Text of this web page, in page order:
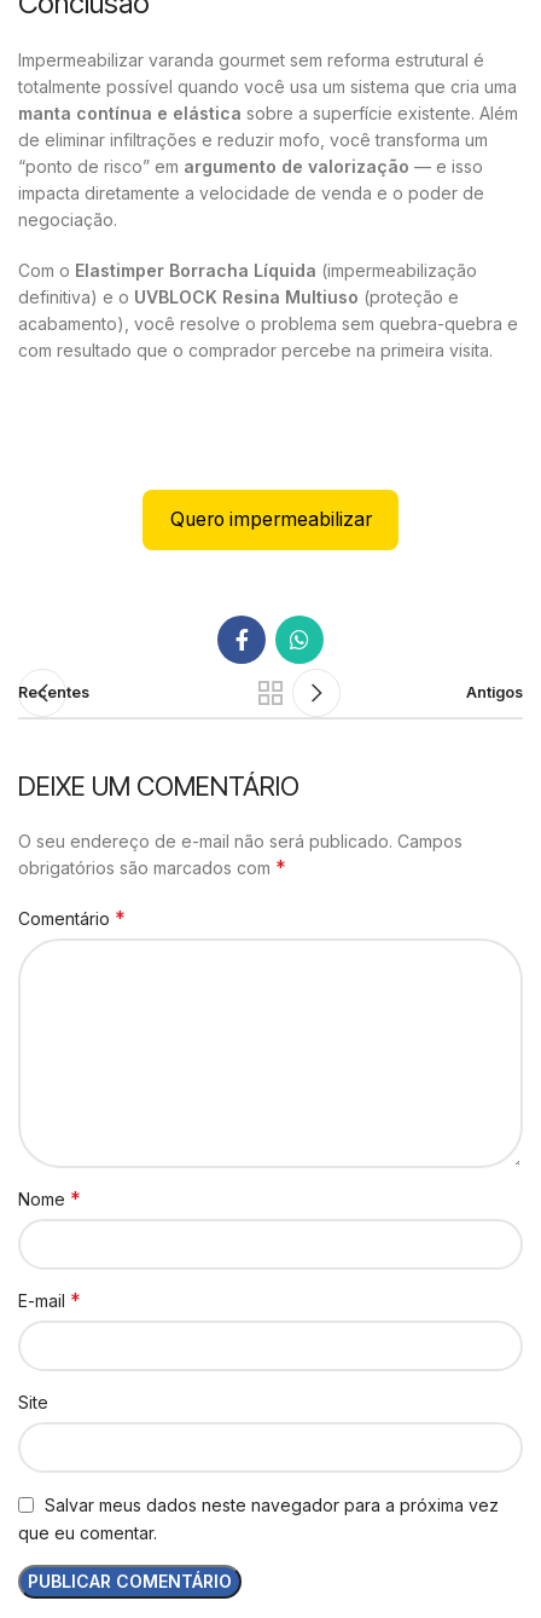
Impermeabilizar varanda gourmet sem reforma estrutural é
totalmente possível quando você usa um sistema que cria uma
manta contínua e elástica sobre a superfície existente. Além
de eliminar infiltrações e reduzir mofo, você transforma um
“ponto de risco” em argumento de valorização — e isso
impacta diretamente a velocidade de venda e o poder de
negociação.
Com o Elastimper Borracha Líquida (impermeabilização
definitiva) e o UVBLOCK Resina Multiuso (proteção e
acabamento), você resolve o problema sem quebra-quebra e
com resultado que o comprador percebe na primeira visita.
Quero impermeabilizar
Recentes Antigos
DEIXE UM COMENTÁRIO
O seu endereço de e-mail não será publicado. Campos
obrigatórios são marcados com *
Comentário *
Nome *
E-mail *
Site
Salvar meus dados neste navegador para a próxima vez
que eu comentar.